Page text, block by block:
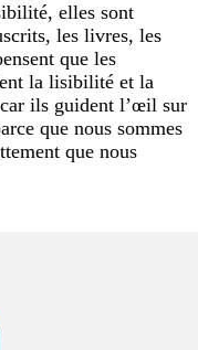
elles sont
les livres, les
que les
la lisibilité et la
car ils guident l’œil sur
que nous sommes
que nous